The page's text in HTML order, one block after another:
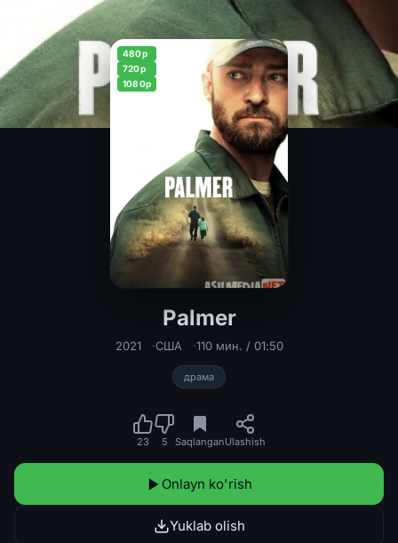
480p
720p
1080p
Palmer
Palmer Uzbek tilida 2021
2021 США 110 мин. / 01:50
драма
23 5 SaqlanganUlashish
Onlayn ko'rish
Yuklab olish